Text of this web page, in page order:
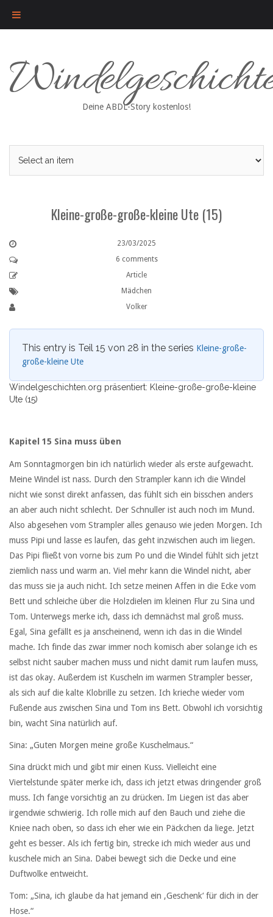
content
Deine ABDL-Story kostenlos!
Kleine-große-große-kleine Ute (15)
23/03/2025
6 comments
Article
Mädchen
Volker
This entry is Teil 15 von 28 in the series Kleine-große-
große-kleine Ute
Windelgeschichten.org präsentiert: Kleine-große-große-kleine
Ute (15)
Kapitel 15 Sina muss üben
Am Sonntagmorgen bin ich natürlich wieder als erste aufgewacht.
Meine Windel ist nass. Durch den Strampler kann ich die Windel
nicht wie sonst direkt anfassen, das fühlt sich ein bisschen anders
an aber auch nicht schlecht. Der Schnuller ist auch noch im Mund.
Also abgesehen vom Strampler alles genauso wie jeden Morgen. Ich
muss Pipi und lasse es laufen, das geht inzwischen auch im liegen.
Das Pipi fließt von vorne bis zum Po und die Windel fühlt sich jetzt
ziemlich nass und warm an. Viel mehr kann die Windel nicht, aber
das muss sie ja auch nicht. Ich setze meinen Affen in die Ecke vom
Bett und schleiche über die Holzdielen im kleinen Flur zu Sina und
Tom. Unterwegs merke ich, dass ich demnächst mal groß muss.
Egal, Sina gefällt es ja anscheinend, wenn ich das in die Windel
mache. Ich finde das zwar immer noch komisch aber solange ich es
selbst nicht sauber machen muss und nicht damit rum laufen muss,
ist das okay. Außerdem ist Kuscheln im warmen Strampler besser,
als sich auf die kalte Klobrille zu setzen. Ich krieche wieder vom
Fußende aus zwischen Sina und Tom ins Bett. Obwohl ich vorsichtig
bin, wacht Sina natürlich auf.
Sina: „Guten Morgen meine große Kuschelmaus.“
Sina drückt mich und gibt mir einen Kuss. Vielleicht eine
Viertelstunde später merke ich, dass ich jetzt etwas dringender groß
muss. Ich fange vorsichtig an zu drücken. Im Liegen ist das aber
irgendwie schwierig. Ich rolle mich auf den Bauch und ziehe die
Kniee nach oben, so dass ich eher wie ein Päckchen da liege. Jetzt
geht es besser. Als ich fertig bin, strecke ich mich wieder aus und
kuschele mich an Sina. Dabei bewegt sich die Decke und eine
Duftwolke entweicht.
Tom: „Sina, ich glaube da hat jemand ein ‚Geschenk‘ für dich in der
Hose.“